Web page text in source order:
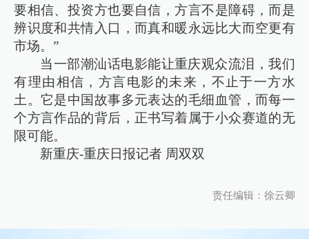
要相信、投资方也要自信，方言不是障碍，而是
辨识度和共情入口，而真和暖永远比大而空更有
市场。”
当一部潮汕话电影能让重庆观众流泪，我们
有理由相信，方言电影的未来，不止于一方水
土。它是中国故事多元表达的毛细血管，而每一
个方言作品的背后，正书写着属于小众赛道的无
限可能。
新重庆-重庆日报记者 周双双
责任编辑：徐云卿